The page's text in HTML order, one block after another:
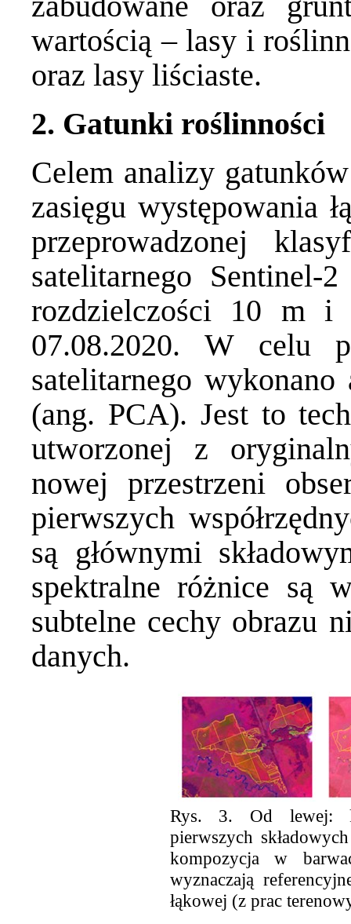
wartością – lasy i
oraz lasy liściaste.
2. Gatunki roślinności
Celem analizy
zasięgu występowania
przeprowadzonej
satelitarnego Sentinel-
rozdzielczości 10 m i
07.08.2020. W celu
satelitarnego wykonano
(ang. PCA). Jest to
utworzonej z
nowej przestrzeni
pierwszych
są głównymi
spektralne różnice są
subtelne cechy obrazu
danych.
Rys. 3. Od lewej:
pierwszych
kompozycja w
wyznaczają
łąkowej (z prac